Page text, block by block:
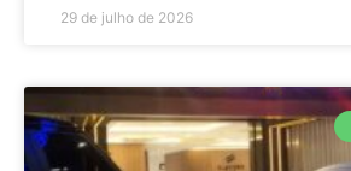
29 de julho de 2026